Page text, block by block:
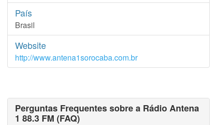
País
Brasil
Website
http://www.antena1sorocaba.com.br
Perguntas Frequentes sobre a Rádio Antena
1 88.3 FM (FAQ)